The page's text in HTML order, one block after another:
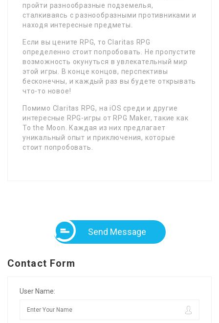
пройти разнообразные подземелья,
сталкиваясь с разнообразными противниками и
находя интересные предметы.
Если вы цените RPG, то Claritas RPG
определенно стоит попробовать. Не пропустите
возможность окунуться в увлекательный мир
этой игры. В конце концов, перспективы
бесконечны, и каждый раз вы будете открывать
что-то новое!
Помимо Claritas RPG, на iOS среди и другие
интересные RPG-игры от RPG Maker, такие как
To the Moon. Каждая из них предлагает
уникальный опыт и приключения, которые
стоит попробовать.
Send Message
Contact Form
User Name: